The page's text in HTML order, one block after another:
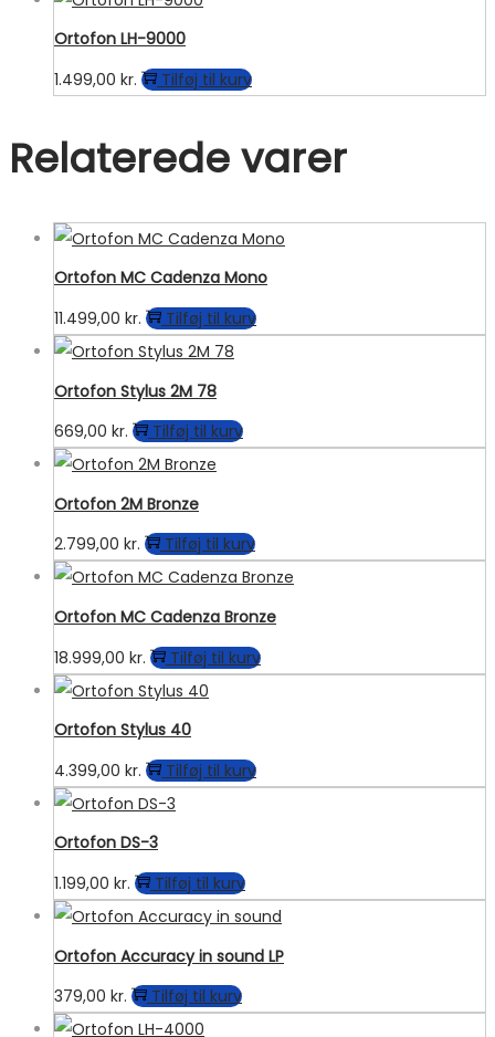
Ortofon LH-9000
1.499,00 kr. Tilføj til kurv
Relaterede varer
Ortofon MC Cadenza Mono
11.499,00 kr. Tilføj til kurv
Ortofon Stylus 2M 78
669,00 kr. Tilføj til kurv
Ortofon 2M Bronze
2.799,00 kr. Tilføj til kurv
Ortofon MC Cadenza Bronze
18.999,00 kr. Tilføj til kurv
Ortofon Stylus 40
4.399,00 kr. Tilføj til kurv
Ortofon DS-3
1.199,00 kr. Tilføj til kurv
Ortofon Accuracy in sound LP
379,00 kr. Tilføj til kurv